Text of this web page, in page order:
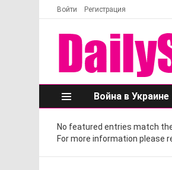
Войти Регистрация
Меню
Война в Украине
No featured entries match
For more information please